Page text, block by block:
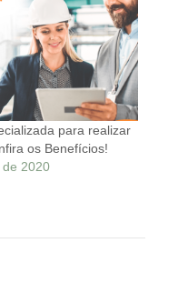
para realizar
os Benefícios!
2020